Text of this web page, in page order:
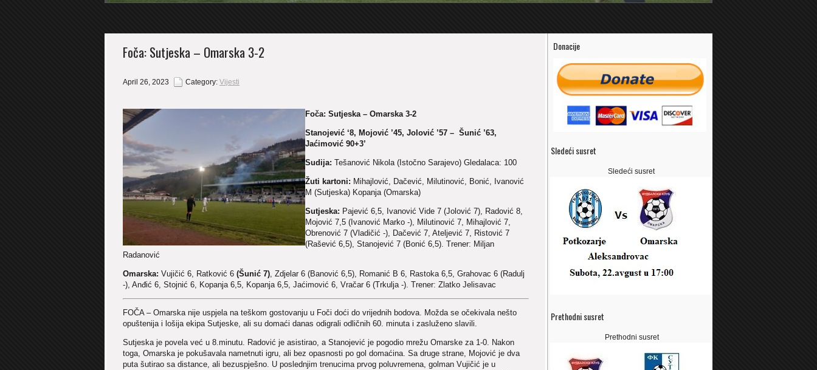
Donacije
Sledeći susret
Sledeći susret
Prethodni susret
Prethodni susret
Foča: Sutjeska – Omarska 3-2
April 26, 2023 Category: Vijesti
Foča: Sutjeska – Omarska 3-2
Stanojević ‘8, Mojović ’45, Jolović ’57 – Šunić ’63,
Jaćimović 90+3’
Sudija: Tešanović Nikola (Istočno Sarajevo) Gledalaca: 100
Žuti kartoni: Mihajlović, Dačević, Milutinović, Bonić, Ivanović
M (Sutjeska) Kopanja (Omarska)
Sutjeska: Pajević 6,5, Ivanović Vide 7 (Jolović 7), Radović 8,
Mojović 7,5 (Ivanović Marko -), Milutinović 7, Mihajlović 7,
Obrenović 7 (Vladičić -), Dačević 7, Ateljević 7, Ristović 7
(Rašević 6,5), Stanojević 7 (Bonić 6,5). Trener: Miljan
Radanović
Omarska: Vujičić 6, Ratković 6 (Šunić 7), Zdjelar 6 (Banović 6,5), Romanić B 6, Rastoka 6,5, Grahovac 6 (Radulj
-), Anđić 6, Stojnić 6, Kopanja 6,5, Kopanja 6,5, Jaćimović 6, Vračar 6 (Trkulja -). Trener: Zlatko Jelisavac
FOČA – Omarska nije uspjela na teškom gostovanju u Foči doći do vrijednih bodova. Možda se očekivala nešto
opuštenija i lošija ekipa Sutjeske, ali su domaći danas odigrali odličnih 60. minuta i zasluženo slavili.
Sutjeska je povela već u 8.minutu. Radović je asistirao, a Stanojević je pogodio mrežu Omarske za 1-0. Nakon
toga, Omarska je pokušavala nametnuti igru, ali bez opasnosti po gol domaćina. Sa druge strane, Mojović je dva
puta šutirao sa distance, ali bezuspješno. U poslednjim trenucima prvog poluvremena, golman Vujičić je u